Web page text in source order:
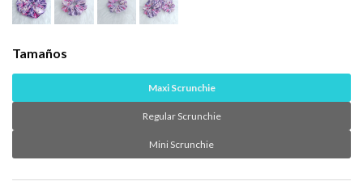
Tamaños
Maxi Scrunchie
Regular Scrunchie
Mini Scrunchie